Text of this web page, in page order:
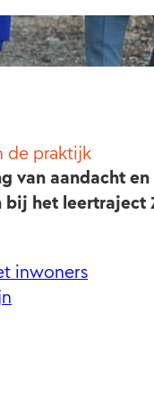
inwoners
de praktijk
van aandacht
het leertraject